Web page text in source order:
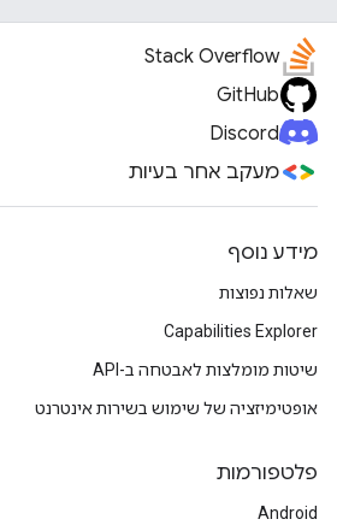
Stack Overflow
GitHub
Discord
מעקב אחר בעיות
מידע נוסף
שאלות נפוצות
Capabilities Explorer
שיטות מומלצות לאבטחה ב-API
אופטימיזציה של שימוש בשירות אינטרנט
פלטפורמות
Android